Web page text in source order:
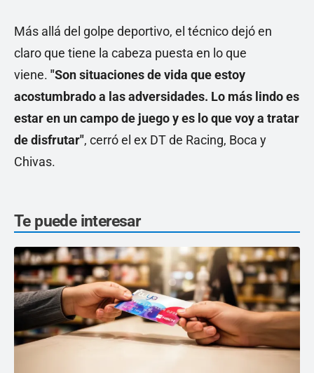
Más allá del golpe deportivo, el técnico dejó en
claro que tiene la cabeza puesta en lo que
viene. "Son situaciones de vida que estoy
acostumbrado a las adversidades. Lo más lindo es
estar en un campo de juego y es lo que voy a tratar
de disfrutar", cerró el ex DT de Racing, Boca y
Chivas.
Te puede interesar